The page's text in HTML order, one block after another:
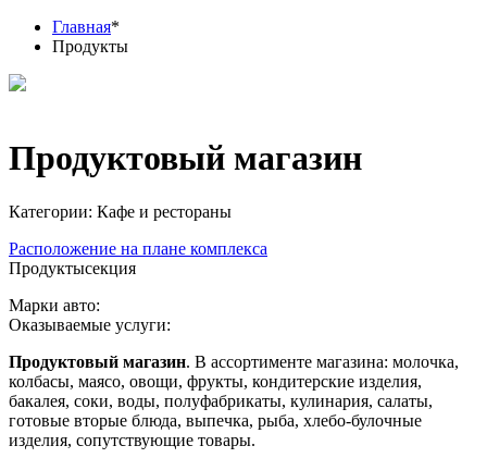
Главная*
Продукты
Продуктовый магазин
Категории: Кафе и рестораны
Расположение на плане комплекса
Продуктысекция
Марки авто:
Оказываемые услуги:
Продуктовый магазин. В ассортименте магазина: молочка,
колбасы, маясо, овощи, фрукты, кондитерские изделия,
бакалея, соки, воды, полуфабрикаты, кулинария, салаты,
готовые вторые блюда, выпечка, рыба, хлебо-булочные
изделия, сопутствующие товары.